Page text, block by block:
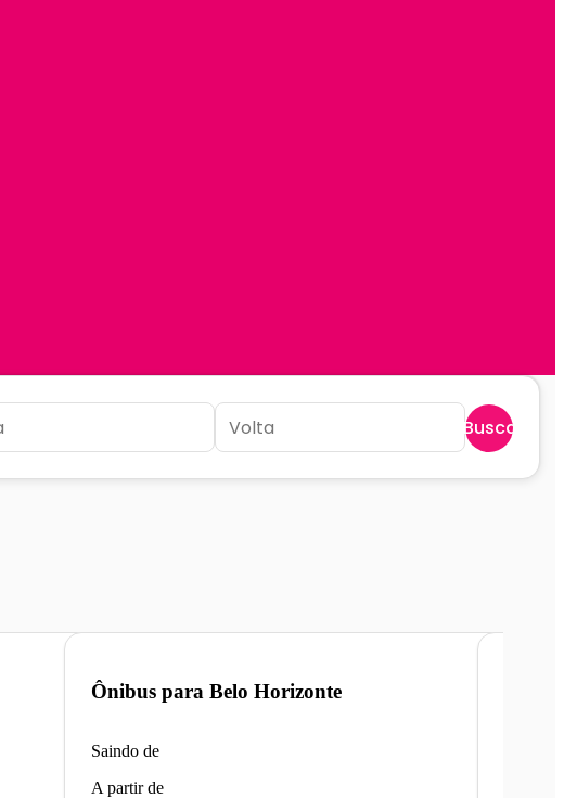
Buscar
Ônibus para Belo Horizonte
Saindo de
A partir de